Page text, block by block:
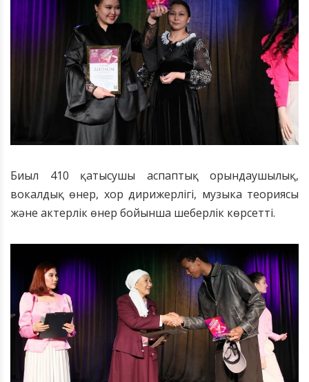
Биыл 410 қатысушы аспаптық орындаушылық,
вокалдық өнер, хор дирижерлігі, музыка теориясы
және актерлік өнер бойынша шеберлік көрсетті.